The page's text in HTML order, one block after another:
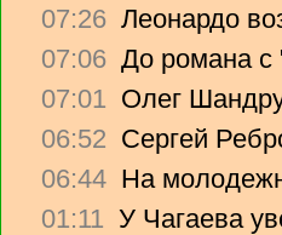
07:26 Леонардо
07:06 До романа с
07:01 Олег
06:52 Сергей
06:44 На
01:11 У Чагаева